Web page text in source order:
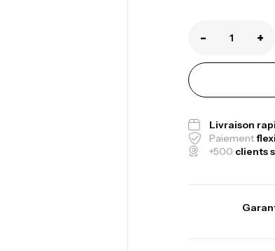
- +
Livraison
Paiement
+500 clients